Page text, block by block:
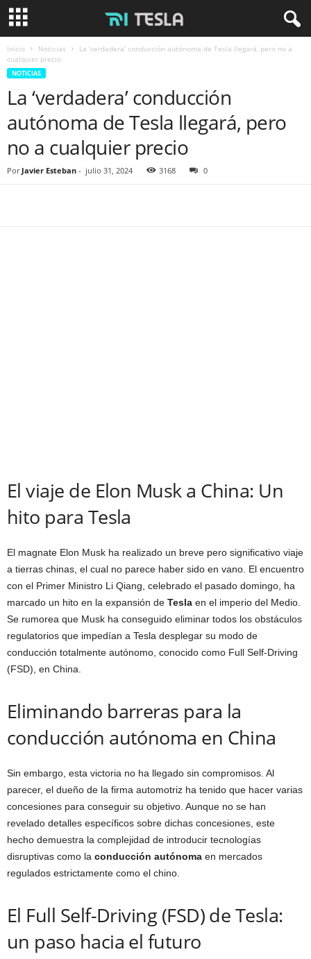
Inicio Noticias
La ‘verdadera’ conducción autónoma de Tesla llegará, pero no a
cualquier precio
NOTICIAS
La ‘verdadera’ conducción
autónoma de Tesla llegará, pero
no a cualquier precio
Por Javier Esteban - julio 31, 2024 3168 0
El viaje de Elon Musk a China: Un
hito para Tesla
El magnate Elon Musk ha realizado un breve pero significativo viaje
a tierras chinas, el cual no parece haber sido en vano. El encuentro
con el Primer Ministro Li Qiang, celebrado el pasado domingo, ha
marcado un hito en la expansión de Tesla en el imperio del Medio.
Se rumorea que Musk ha conseguido eliminar todos los obstáculos
regulatorios que impedían a Tesla desplegar su modo de
conducción totalmente autónomo, conocido como Full Self-Driving
(FSD), en China.
Eliminando barreras para la
conducción autónoma en China
Sin embargo, esta victoria no ha llegado sin compromisos. Al
parecer, el dueño de la firma automotriz ha tenido que hacer varias
concesiones para conseguir su objetivo. Aunque no se han
revelado detalles específicos sobre dichas concesiones, este
hecho demuestra la complejidad de introducir tecnologías
disruptivas como la conducción autónoma en mercados
regulados estrictamente como el chino.
El Full Self-Driving (FSD) de Tesla:
un paso hacia el futuro